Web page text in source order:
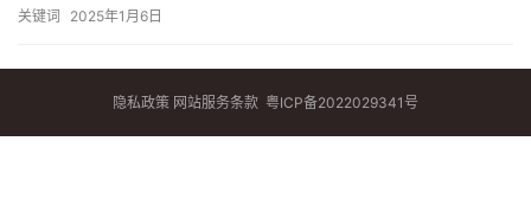
关键词 2025年1月6日
隐私政策 网站服务条款 粤ICP备2022029341号